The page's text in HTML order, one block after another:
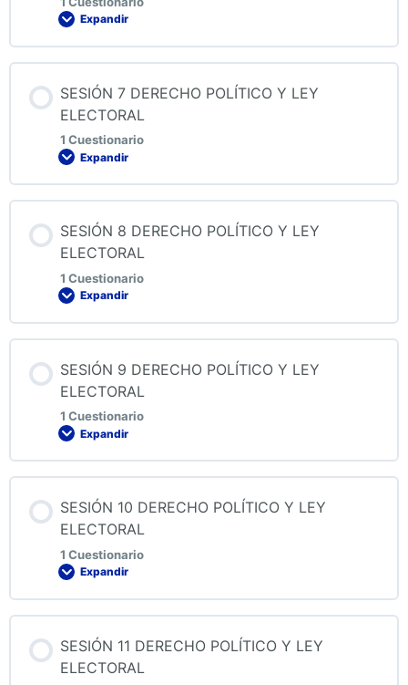
QUIZ 5 DERECHO POLÍTICO Y LEY ELECTORAL
Expandir
QUIZ 6 DERECHO POLÍTICO Y LEY ELECTORAL
SESIÓN 7 DERECHO POLÍTICO Y LEY
ELECTORAL
1 Cuestionario
Expandir
QUIZ 7 DERECHO POLÍTICO Y LEY ELECTORAL
SESIÓN 8 DERECHO POLÍTICO Y LEY
ELECTORAL
1 Cuestionario
Expandir
QUIZ 8 DERECHO POLÍTICO Y LEY ELECTORAL
SESIÓN 9 DERECHO POLÍTICO Y LEY
ELECTORAL
1 Cuestionario
Expandir
QUIZ 9 DERECHO POLÍTICO Y LEY ELECTORAL
SESIÓN 10 DERECHO POLÍTICO Y LEY
ELECTORAL
1 Cuestionario
Expandir
SESIÓN 11 DERECHO POLÍTICO Y LEY
ELECTORAL